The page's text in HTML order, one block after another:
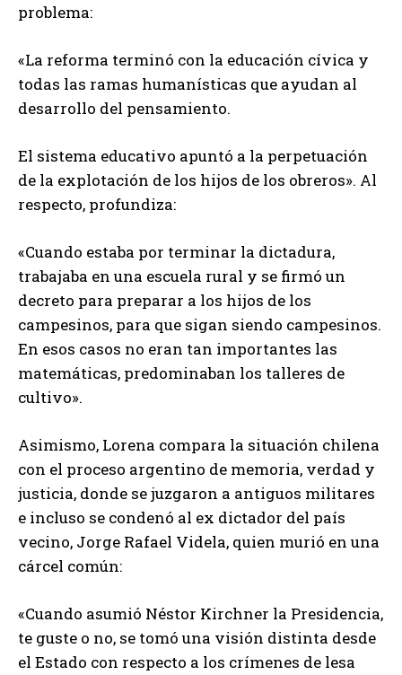
problema:
«La reforma terminó con la educación cívica y
todas las ramas humanísticas que ayudan al
desarrollo del pensamiento.
El sistema educativo apuntó a la perpetuación
de la explotación de los hijos de los obreros». Al
respecto, profundiza:
«Cuando estaba por terminar la dictadura,
trabajaba en una escuela rural y se firmó un
decreto para preparar a los hijos de los
campesinos, para que sigan siendo campesinos.
En esos casos no eran tan importantes las
matemáticas, predominaban los talleres de
cultivo».
Asimismo, Lorena compara la situación chilena
con el proceso argentino de memoria, verdad y
justicia, donde se juzgaron a antiguos militares
e incluso se condenó al ex dictador del país
vecino, Jorge Rafael Videla, quien murió en una
cárcel común:
«Cuando asumió Néstor Kirchner la Presidencia,
te guste o no, se tomó una visión distinta desde
el Estado con respecto a los crímenes de lesa